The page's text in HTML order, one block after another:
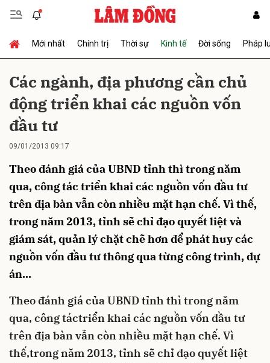
Mới nhất Chính trị Thời sự Kinh tế Đời sống Pháp
Các ngành, địa phương cần chủ
động triển khai các nguồn vốn
đầu tư
09/01/2013 09:17
Theo đánh giá của UBND tỉnh thì trong năm
qua, công tác triển khai các nguồn vốn đầu tư
trên địa bàn vẫn còn nhiều mặt hạn chế. Vì thế,
trong năm 2013, tỉnh sẽ chỉ đạo quyết liệt và
giám sát, quản lý chặt chẽ hơn để phát huy các
nguồn vốn đầu tư thông qua từng công trình, dự
án...
Theo đánh giá của UBND tỉnh thì trong năm
qua, công táctriển khai các nguồn vốn đầu tư
trên địa bàn vẫn còn nhiều mặt hạn chế. Vì
thế,trong năm 2013, tỉnh sẽ chỉ đạo quyết liệt
Gửi bình luận
Hủy Gửi